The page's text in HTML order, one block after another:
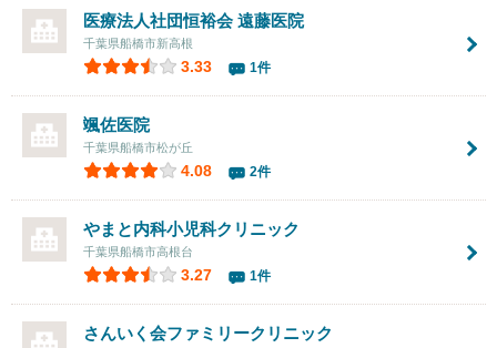
医療法人社団恒裕会遠藤医院
千葉県船橋市新高根
3.33 1件
颯佐医院
千葉県船橋市松が丘
4.08 2件
やまと内科小児科クリニック
千葉県船橋市高根台
3.27 1件
さんいく会ファミリークリニック